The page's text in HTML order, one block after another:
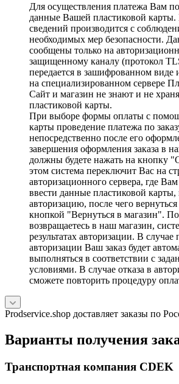
Для осуществления платежа Вам
данные Вашей пластиковой карты.
сведений производится с
необходимых мер безопасности.
сообщены только на
защищенному каналу (протокол
передается в зашифрованном виде
на специализированном сервере
Сайт и магазин не знают и не
пластиковой карты.
При выборе формы оплаты с
карты проведение платежа по
непосредственно после его
завершения оформления заказа в
должны будете нажать на кнопку
этом система переключит Вас на
авторизационного сервера, где
ввести данные пластиковой
авторизацию, после чего
кнопкой "Вернуться в магазин".
возвращаетесь в наш магазин,
результатах авторизации. В
авторизации Ваш заказ будет
выполняться в соответствии с
условиями. В случае отказа в
сможете повторить процедуру
Prodservice.shop доставляет заказы по
Варианты получения
Транспортная компания CDEK